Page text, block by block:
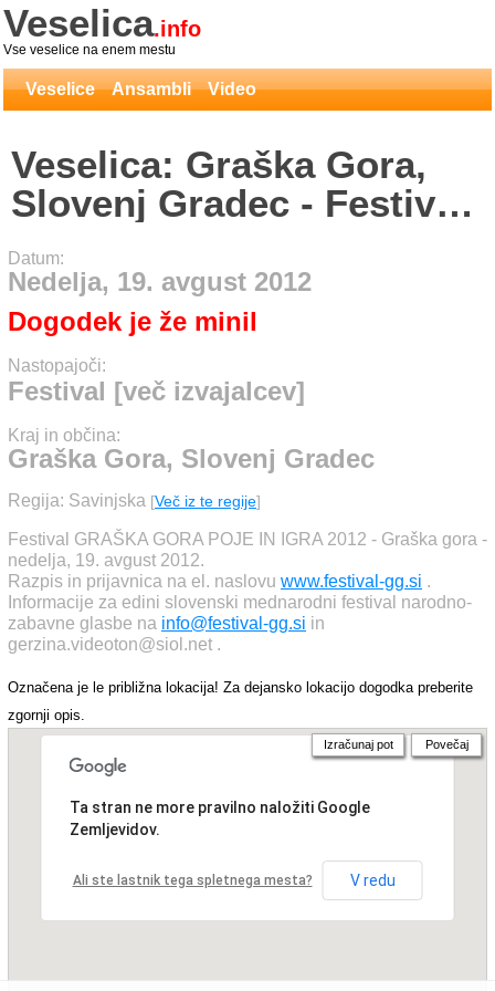
Veselica.info
Vse veselice na enem mestu
Veselice Ansambli Video
Veselica: Graška Gora,
Slovenj Gradec - Festival
[več izvajalcev]
Datum:
Nedelja, 19. avgust 2012
Dogodek je že minil
Nastopajoči:
Festival [več izvajalcev]
Kraj in občina:
Graška Gora, Slovenj Gradec
Regija: Savinjska [Več iz te regije]
Festival GRAŠKA GORA POJE IN IGRA 2012 - Graška gora -
nedelja, 19. avgust 2012.
Razpis in prijavnica na el. naslovu www.festival-gg.si .
Informacije za edini slovenski mednarodni festival narodno-
zabavne glasbe na info@festival-gg.si in
gerzina.videoton@siol.net .
Označena je le približna lokacija! Za dejansko lokacijo dogodka preberite
zgornji opis.
Ta stran ne more pravilno naložiti Google
Zemljevidov.
Ali ste lastnik tega spletnega mesta? V redu
Izračunaj pot Povečaj